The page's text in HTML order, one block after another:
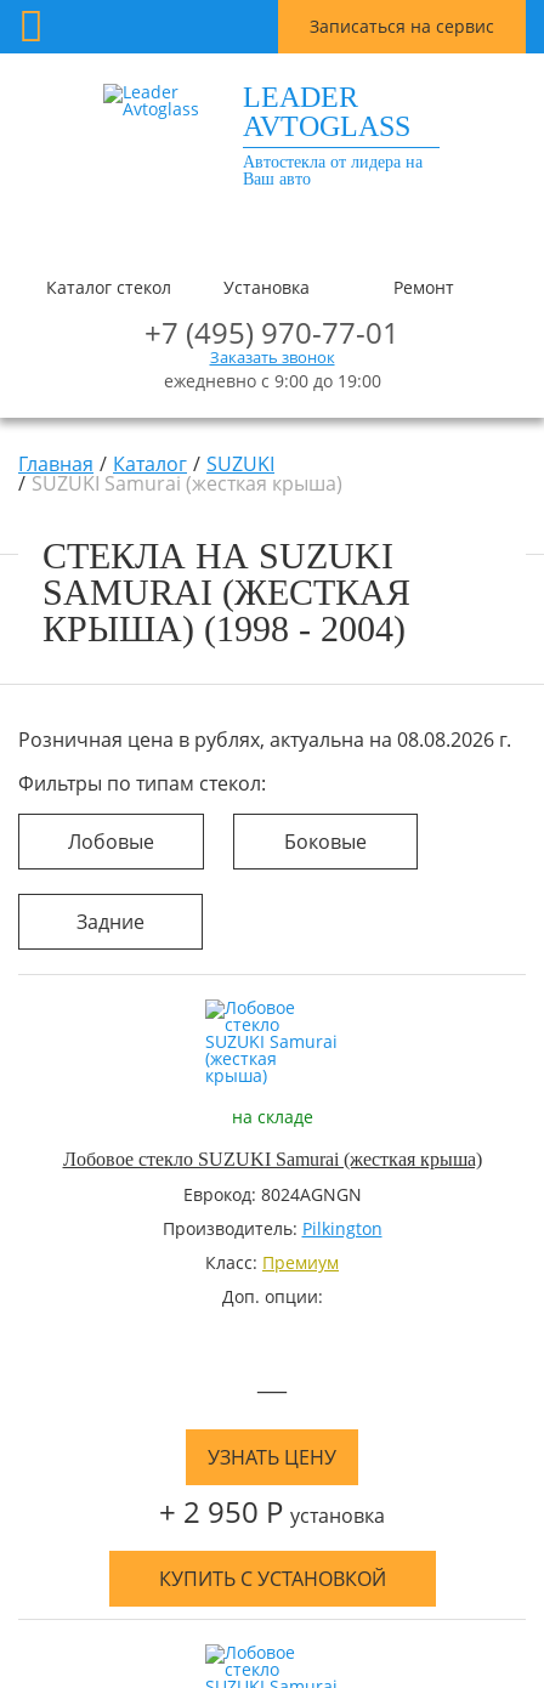
Записаться на сервис
LEADER
AVTOGLASS
Автостекла от лидера на
Ваш авто
Каталог стекол Установка Ремонт
+7 (495) 970-77-01
Заказать звонок
ежедневно с 9:00 до 19:00
Главная Каталог SUZUKI
SUZUKI Samurai (жесткая крыша)
СТЕКЛА НА SUZUKI
SAMURAI (ЖЕСТКАЯ
КРЫША) (1998 - 2004)
Розничная цена в рублях, актуальна на 08.08.2026 г.
Фильтры по типам стекол:
Лобовые Боковые
Задние
на складе
Лобовое стекло SUZUKI Samurai (жесткая крыша)
Еврокод: 8024AGNGN
Производитель: Pilkington
Класс: Премиум
Доп. опции:
—
УЗНАТЬ ЦЕНУ
+ 2 950 Р установка
КУПИТЬ С УСТАНОВКОЙ